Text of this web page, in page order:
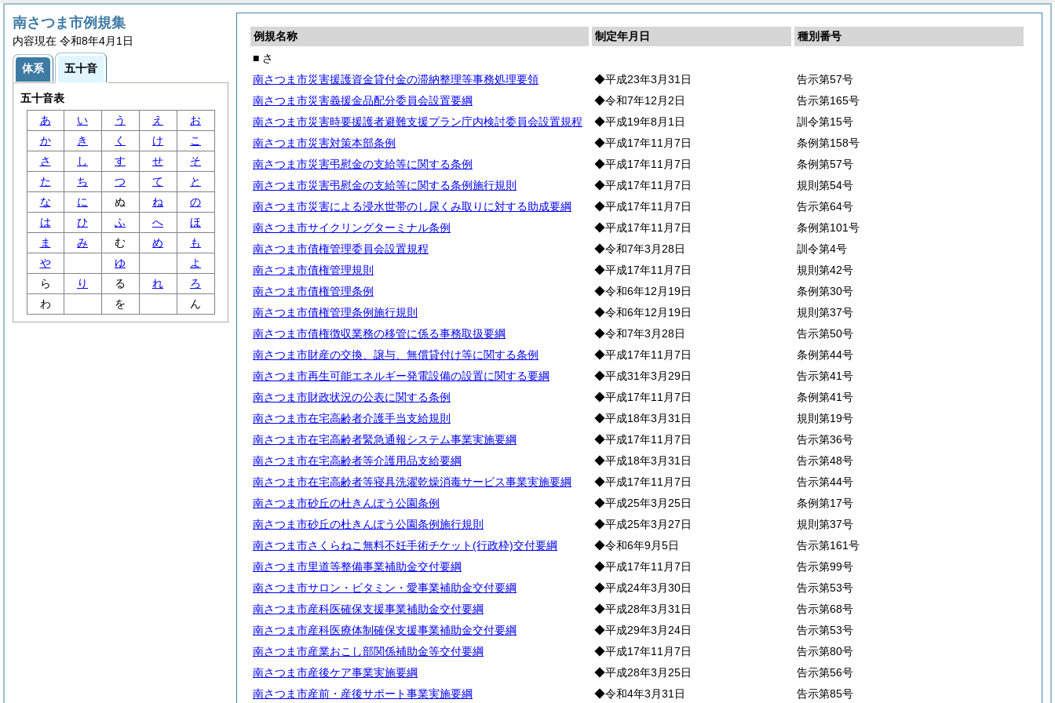
例規名称 制定年月日
種別番号
■ さ
南さつま市災害援護資金貸付金の滞納整理等事務処理要領
◆平成23年3月31日
告示第57号
南さつま市災害義援金品配分委員会設置要綱
◆令和7年12月2日
告示第165号
南さつま市災害時要援護者避難支援プラン庁内検討委員会設置規程
◆平成19年8月1日
訓令第15号
南さつま市災害対策本部条例
◆平成17年11月7日
条例第158号
南さつま市災害弔慰金の支給等に関する条例
◆平成17年11月7日
条例第57号
南さつま市災害弔慰金の支給等に関する条例施行規則
◆平成17年11月7日
規則第54号
南さつま市災害による浸水世帯のし尿くみ取りに対する助成要綱
◆平成17年11月7日
告示第64号
南さつま市サイクリングターミナル条例
◆平成17年11月7日
条例第101号
南さつま市債権管理委員会設置規程
◆令和7年3月28日
訓令第4号
南さつま市債権管理規則
◆平成17年11月7日
規則第42号
南さつま市債権管理条例
◆令和6年12月19日
条例第30号
南さつま市債権管理条例施行規則
◆令和6年12月19日
規則第37号
南さつま市債権徴収業務の移管に係る事務取扱要綱
◆令和7年3月28日
告示第50号
南さつま市財産の交換、譲与、無償貸付け等に関する条例
◆平成17年11月7日
条例第44号
南さつま市再生可能エネルギー発電設備の設置に関する要綱
◆平成31年3月29日
告示第41号
南さつま市財政状況の公表に関する条例
◆平成17年11月7日
条例第41号
南さつま市在宅高齢者介護手当支給規則
◆平成18年3月31日
規則第19号
南さつま市在宅高齢者緊急通報システム事業実施要綱
◆平成17年11月7日
告示第36号
南さつま市在宅高齢者等介護用品支給要綱
◆平成18年3月31日
告示第48号
南さつま市在宅高齢者等寝具洗濯乾燥消毒サービス事業実施要綱
◆平成17年11月7日
告示第44号
南さつま市砂丘の杜きんぽう公園条例
◆平成25年3月25日
条例第17号
南さつま市砂丘の杜きんぽう公園条例施行規則
◆平成25年3月27日
規則第37号
南さつま市さくらねこ無料不妊手術チケット(行政枠)交付要綱
◆令和6年9月5日
告示第161号
南さつま市里道等整備事業補助金交付要綱
◆平成17年11月7日
告示第99号
南さつま市サロン・ビタミン・愛事業補助金交付要綱
◆平成24年3月30日
告示第53号
南さつま市産科医確保支援事業補助金交付要綱
◆平成28年3月31日
告示第68号
南さつま市産科医療体制確保支援事業補助金交付要綱
◆平成29年3月24日
告示第53号
南さつま市産業おこし部関係補助金等交付要綱
◆平成17年11月7日
告示第80号
南さつま市産後ケア事業実施要綱
◆平成28年3月25日
告示第56号
南さつま市産前・産後サポート事業実施要綱
◆令和4年3月31日 告示第85号
南さつま市例規集
内容現在 令和8年4月1日
体系 五十音
五十音表
あ
い う え
お
か
き く け
こ
さ
し す せ
そ
た
ち つ て
と
な
に ぬ ね
の
は
ひ ふ へ
ほ
ま
み む め
も
や
ゆ
よ
ら
り る れ
ろ
わ
を ん